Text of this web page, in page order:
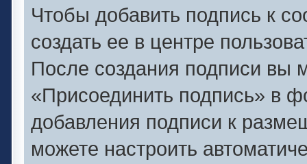
Чтобы добавить подпись к
создать ее в центре
После создания подписи вы
«Присоединить подпись» в
добавления подписи к
можете настроить